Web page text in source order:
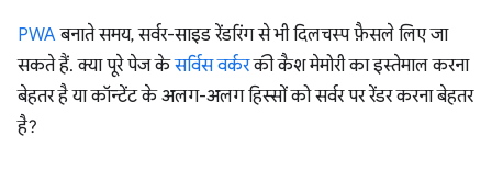
PWAबनाते समय, सर्वर-साइड रेंडरिंग से भी दिलचस्प फ़ैसले लिए जा
सकते हैं. क्या पूरे पेज केसर्विस वर्करकी कैश मेमोरी का इस्तेमाल करना
बेहतर है या कॉन्टेंट के अलग-अलग हिस्सों को सर्वर पर रेंडर करना बेहतर
है?